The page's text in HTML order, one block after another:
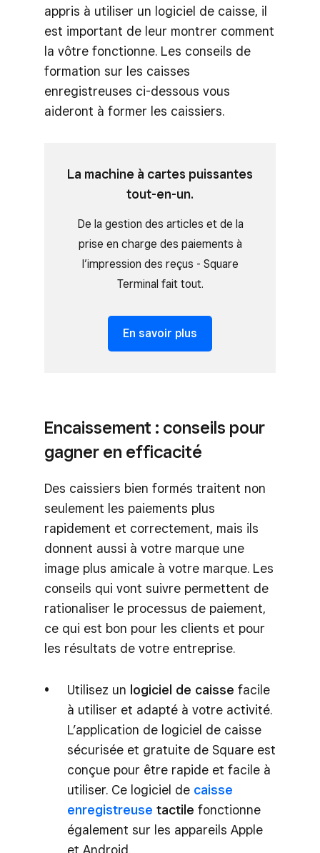
appris à utiliser un logiciel de caisse, il
est important de leur montrer comment
la vôtre fonctionne. Les conseils de
formation sur les caisses
enregistreuses ci-dessous vous
aideront à former les caissiers.
La machine à cartes puissantes
tout-en-un.
De la gestion des articles et de la
prise en charge des paiements à
l’impression des reçus - Square
Terminal fait tout.
En savoir plus
Encaissement : conseils pour
gagner en efficacité
Des caissiers bien formés traitent non
seulement les paiements plus
rapidement et correctement, mais ils
donnent aussi à votre marque une
image plus amicale à votre marque. Les
conseils qui vont suivre permettent de
rationaliser le processus de paiement,
ce qui est bon pour les clients et pour
les résultats de votre entreprise.
Utilisez un logiciel de caisse facile
à utiliser et adapté à votre activité.
L’application de logiciel de caisse
sécurisée et gratuite de Square est
conçue pour être rapide et facile à
utiliser. Ce logiciel de caisse
enregistreuse tactile fonctionne
également sur les appareils Apple
et Android.